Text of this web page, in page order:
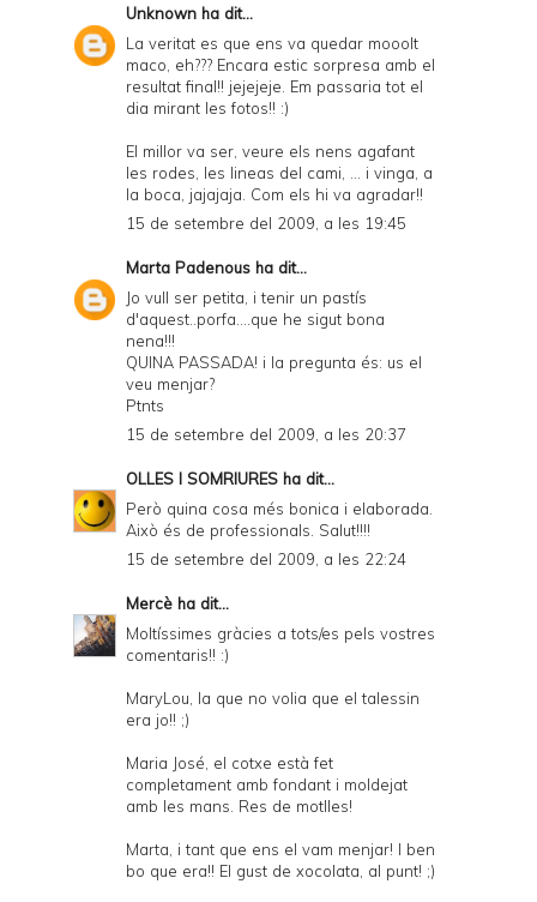
Unknown ha dit...
La veritat es que ens va quedar mooolt
maco, eh??? Encara estic sorpresa amb el
resultat final!! jejejeje. Em passaria tot el
dia mirant les fotos!! :)
El millor va ser, veure els nens agafant
les rodes, les lineas del cami, ... i vinga, a
la boca, jajajaja. Com els hi va agradar!!
15 de setembre del 2009, a les 19:45
Marta Padenous ha dit...
Jo vull ser petita, i tenir un pastís
d'aquest..porfa....que he sigut bona
nena!!!
QUINA PASSADA! i la pregunta és: us el
veu menjar?
Ptnts
15 de setembre del 2009, a les 20:37
OLLES I SOMRIURES ha dit...
Però quina cosa més bonica i elaborada.
Això és de professionals. Salut!!!!
15 de setembre del 2009, a les 22:24
Mercè ha dit...
Moltíssimes gràcies a tots/es pels vostres
comentaris!! :)
MaryLou, la que no volia que el talessin
era jo!! ;)
Maria José, el cotxe està fet
completament amb fondant i moldejat
amb les mans. Res de motlles!
Marta, i tant que ens el vam menjar! I ben
bo que era!! El gust de xocolata, al punt! ;)